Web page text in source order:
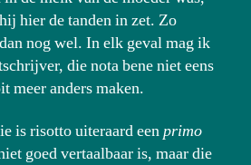
hier de tanden in zet. Zo
nog wel. In elk geval mag ik
die nota bene niet eens
meer anders maken.
is risotto uiteraard eenprimo
goed vertaalbaar is, maar die